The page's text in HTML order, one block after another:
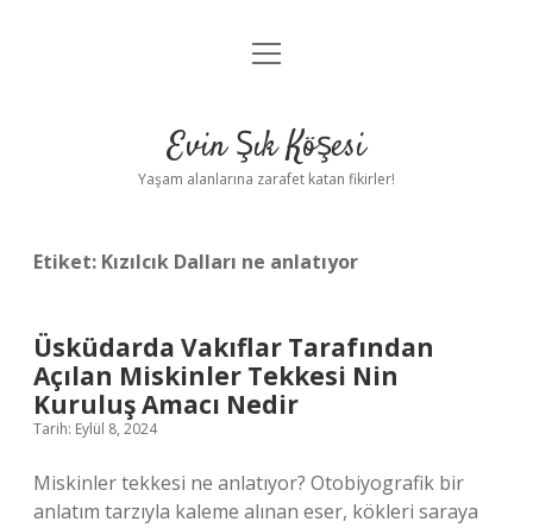
Anasayfa
Yasal Uyarı
menüyü
Evin Şık Köşesi
Yaşam alanlarına zarafet katan fikirler!
Etiket: Kızılcık Dalları ne anlatıyor
Üsküdarda Vakıflar Tarafından
Açılan Miskinler Tekkesi Nin
Kuruluş Amacı Nedir
Tarih: Eylül 8, 2024
Miskinler tekkesi ne anlatıyor? Otobiyografik bir
anlatım tarzıyla kaleme alınan eser, kökleri saraya